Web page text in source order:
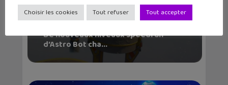
De nouveaux niveaux speedrun
d’Astro Bot cha...
Choisir les cookies Tout refuser Tout accepter